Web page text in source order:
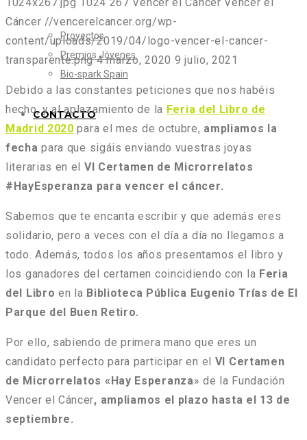
Proyectos
Premios Jóvenes
Bio-spark Spain
CONTACTO
1024x267.jpg 1024 267 Vencer el Cáncer Vencer el
Cáncer //vencerelcancer.org/wp-
content/uploads/2019/04/logo-vencer-el-cancer-
transparente.png 4 marzo, 2020 9 julio, 2021
Debido a las constantes peticiones que nos habéis
hecho, y al aplazamiento de la Feria del Libro de
Madrid 2020 para el mes de octubre, ampliamos la
fechapara que sigáis enviando vuestras joyas
literarias en el VI Certamen de Microrrelatos
#HayEsperanza para vencer el cáncer.
Sabemos que te encanta escribir y que además eres
solidario, pero a veces con el día a día no llegamos a
todo. Además, todos los años presentamos el libro y
los ganadores del certamen coincidiendo con la Feria
del Libro en la Biblioteca Pública Eugenio Trías de El
Parque del Buen Retiro.
Por ello, sabiendo de primera mano que eres un
candidato perfecto para participar en el VI Certamen
de Microrrelatos «Hay Esperanza» de la Fundación
Vencer el Cáncer, ampliamos el plazo hasta el 13 de
septiembre.